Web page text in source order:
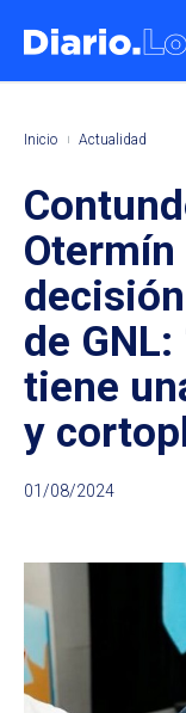
Inicio Actualidad
de
tiene
y
01/08/2024